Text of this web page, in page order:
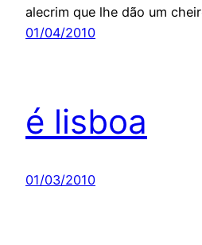
alecrim que lhe dão um
01/04/2010
é lisboa
01/03/2010